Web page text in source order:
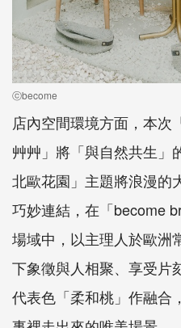
ⓒbecome
店內空間環境方面，本次
艸艸」將「與自然共生」
北歐花園」主題將浪漫的
巧妙連結，在「become
場域中，以主理人於歐洲
下象徵與人相聚、享受片
代表色「柔和桃」作融合